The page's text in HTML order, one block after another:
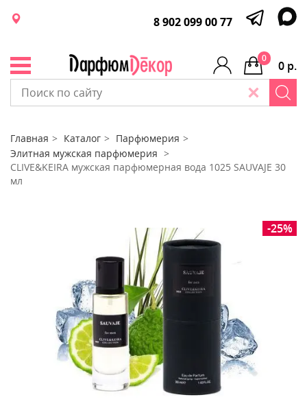
8 902 099 00 77
0 р.
0
Главная Каталог
Парфюмерия
Элитная мужская парфюмерия
CLIVE&KEIRA мужская парфюмерная вода 1025 SAUVAJE 30
мл
-25%